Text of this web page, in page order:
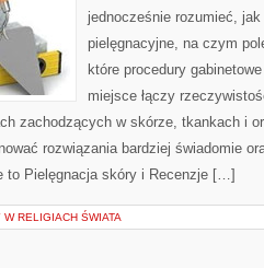
jednocześnie rozumieć, jak
pielęgnacyjne, na czym
które procedury
miejsce łączy
zachodzących w skórze, tkankach i
rozwiązania bardziej świadomie
to Pielęgnacja skóry i Recenzje […]
RELIGIACH ŚWIATA